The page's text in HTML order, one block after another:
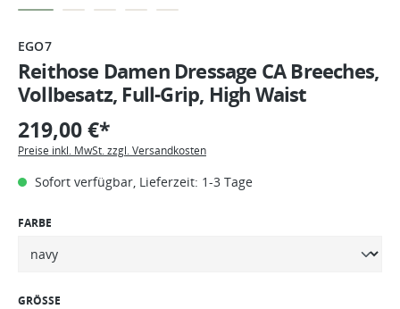
EGO7
Reithose Damen Dressage CA Breeches,
Vollbesatz, Full-Grip, High Waist
219,00 €*
Preise inkl. MwSt. zzgl. Versandkosten
Sofort verfügbar, Lieferzeit: 1-3 Tage
FARBE
GRÖSSE